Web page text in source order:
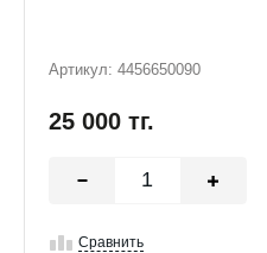
Артикул: 4456650090
25 000 тг.
Сравнить